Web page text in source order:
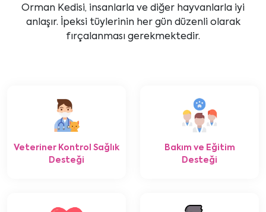
Orman Kedisi, insanlarla ve diğer hayvanlarla iyi
anlaşır. İpeksi tüylerinin her gün düzenli olarak
fırçalanması gerekmektedir.
Veteriner Kontrol Sağlık
Desteği
Bakım ve Eğitim
Desteği